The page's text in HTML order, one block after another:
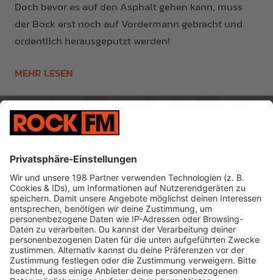
Doch bevor es auf den Asphalt gehen kann, muss
der Bock erst noch auf Vordermann gebracht und
ordentlich herausgeputzt werden!
MEHR LESEN
Du willst die nächste große Aktion bei ROCK FM nicht
verpassen?Dann melde dich hier für unseren
Newsletter an und erfahre als Erster, was wir als
Nächstes am Start haben.